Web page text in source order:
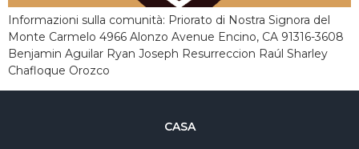
Informazioni sulla comunità: Priorato di Nostra Signora del
Monte Carmelo 4966 Alonzo Avenue Encino, CA 91316-3608
Benjamin Aguilar Ryan Joseph Resurreccion Raúl Sharley
Chafloque Orozco
CASA